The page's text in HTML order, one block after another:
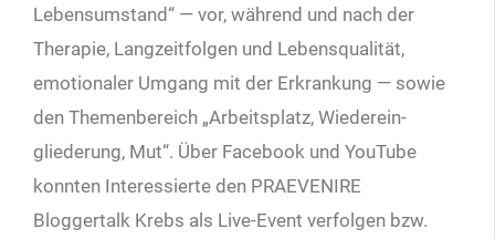
Lebensumstand“ — vor, während und nach der
Therapie, Langzeitfolgen und Lebensqualität,
emotionaler Umgang mit der Erkrankung — sowie
den Themenbereich „Arbeitsplatz, Wiederein­
gliederung, Mut“. Über Facebook und YouTube
konnten Interessierte den PRAEVENIRE
Bloggertalk Krebs als Live-Event verfolgen bzw.